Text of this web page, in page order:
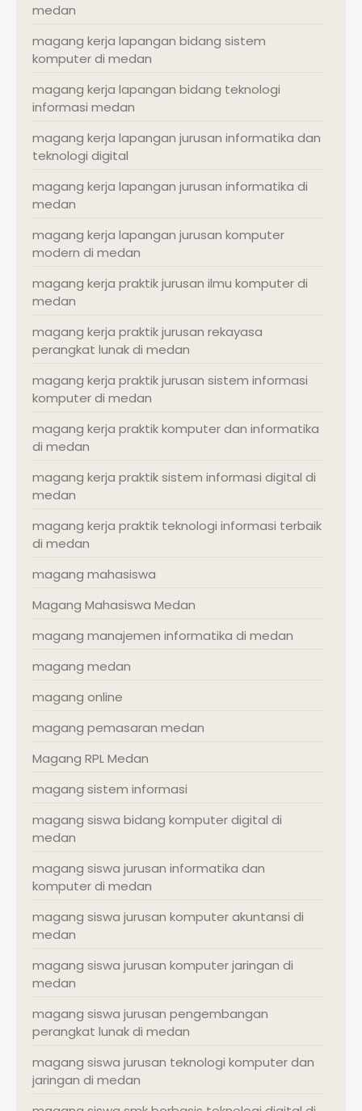
medan
magang kerja lapangan bidang sistem
komputer di medan
magang kerja lapangan bidang teknologi
informasi medan
magang kerja lapangan jurusan informatika dan
teknologi digital
magang kerja lapangan jurusan informatika di
medan
magang kerja lapangan jurusan komputer
modern di medan
magang kerja praktik jurusan ilmu komputer di
medan
magang kerja praktik jurusan rekayasa
perangkat lunak di medan
magang kerja praktik jurusan sistem informasi
komputer di medan
magang kerja praktik komputer dan informatika
di medan
magang kerja praktik sistem informasi digital di
medan
magang kerja praktik teknologi informasi terbaik
di medan
magang mahasiswa
Magang Mahasiswa Medan
magang manajemen informatika di medan
magang medan
magang online
magang pemasaran medan
Magang RPL Medan
magang sistem informasi
magang siswa bidang komputer digital di
medan
magang siswa jurusan informatika dan
komputer di medan
magang siswa jurusan komputer akuntansi di
medan
magang siswa jurusan komputer jaringan di
medan
magang siswa jurusan pengembangan
perangkat lunak di medan
magang siswa jurusan teknologi komputer dan
jaringan di medan